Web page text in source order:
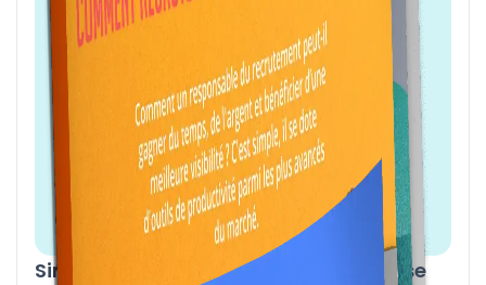
Simplifiez votre téléphonie d’entreprise